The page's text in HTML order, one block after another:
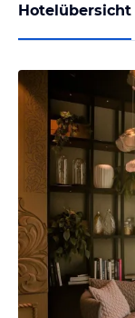
Hotelübersicht